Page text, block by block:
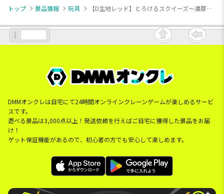
トップ 景品情報 玩具 【D生地レッド】とろけるスクイーズ～濃厚パンケーキ～
DMMオンクレは自宅にて24時間オンラインクレーンゲームが楽しめるサービ
スです。
遊べる景品は3,000点以上！発送依頼を行えばご自宅に獲得した景品をお届
け！
ゲット保証機能があるので、初心者の方でも安心して楽しめます。